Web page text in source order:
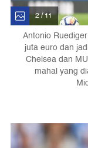
2 / 11
Antonio
juta euro dan
Chelsea dan
mahal yang